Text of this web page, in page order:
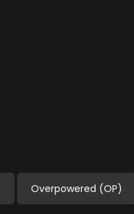
Overpowered (OP)